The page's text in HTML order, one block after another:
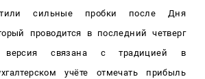
сильные пробки после Дня
проводится в последний четверг
версия связана с традицией в
учёте отмечать прибыль